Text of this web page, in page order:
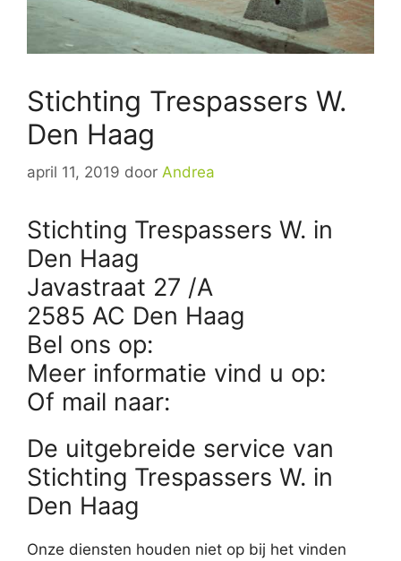
Stichting Trespassers W.
Den Haag
april 11, 2019 door Andrea
Stichting Trespassers W. in
Den Haag
Javastraat 27 /A
2585 AC Den Haag
Bel ons op:
Meer informatie vind u op:
Of mail naar:
De uitgebreide service van
Stichting Trespassers W. in
Den Haag
Onze diensten houden niet op bij het vinden